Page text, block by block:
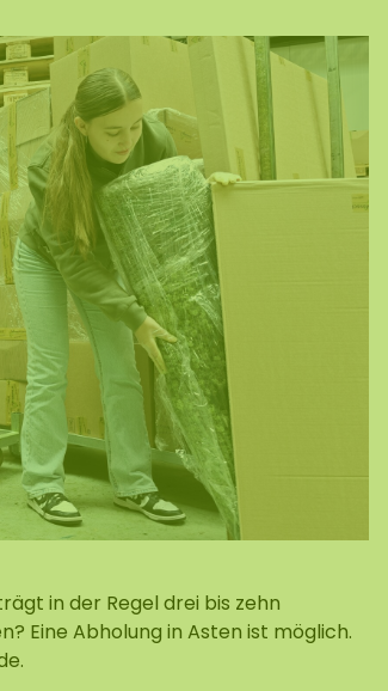
in der Regel drei bis zehn
Eine Abholung in Asten ist möglich.
.